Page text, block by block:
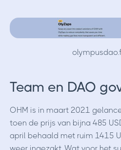
Team en DAO
OHM is in maart 2021
toen de prijs van bijna 485
april behaald met ruim 1415